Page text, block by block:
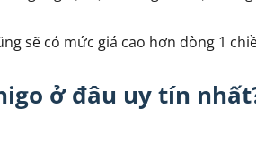
sẽ có mức giá cao hơn dòng 1
ở đâu uy tín